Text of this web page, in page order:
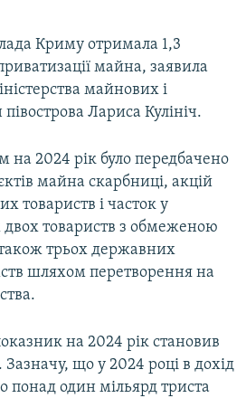
Криму отримала 1,3
майна, заявила
майнових і
Лариса Кулініч.
на 2024 рік було передбачено
майна скарбниці, акцій
товариств і часток у
двох товариств з обмеженою
також трьох державних
шляхом перетворення на
на 2024 рік становив
Зазначу, що у 2024 році в дохід
понад один мільярд триста